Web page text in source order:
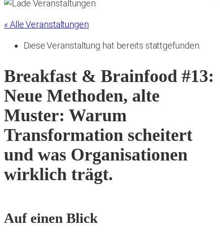
« Alle Veranstaltungen
Diese Veranstaltung hat bereits stattgefunden.
Breakfast & Brainfood #13:
Neue Methoden, alte
Muster: Warum
Transformation scheitert
und was Organisationen
wirklich trägt.
Auf einen Blick